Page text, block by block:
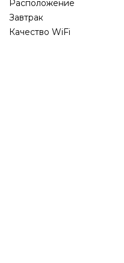
Расположение
Завтрак
Качество WiFi